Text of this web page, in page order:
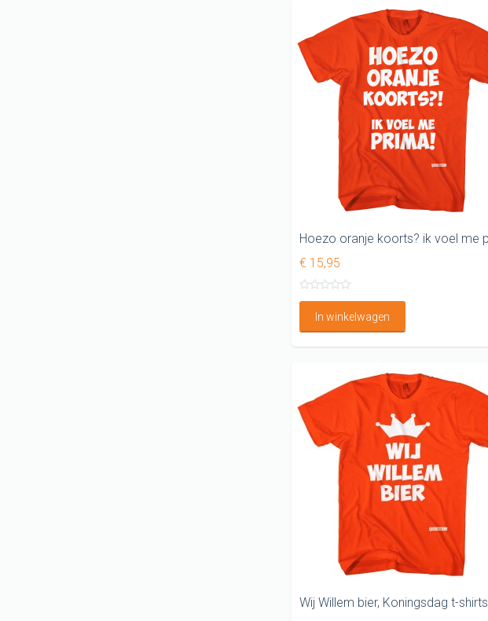
€ 15,95
In winkelwagen
Wij Willem bier, Koningsdag t-shirts